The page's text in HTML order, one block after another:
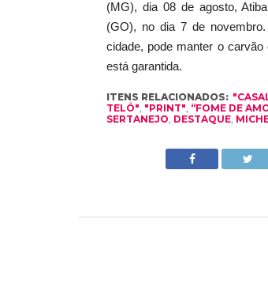
(MG), dia 08 de agosto,
(GO), no dia 7 de
cidade, pode manter o
está garantida.
ITENS RELACIONADOS:
TELÓ" "PRINT" “FOME DE
SERTANEJO DESTAQUE,